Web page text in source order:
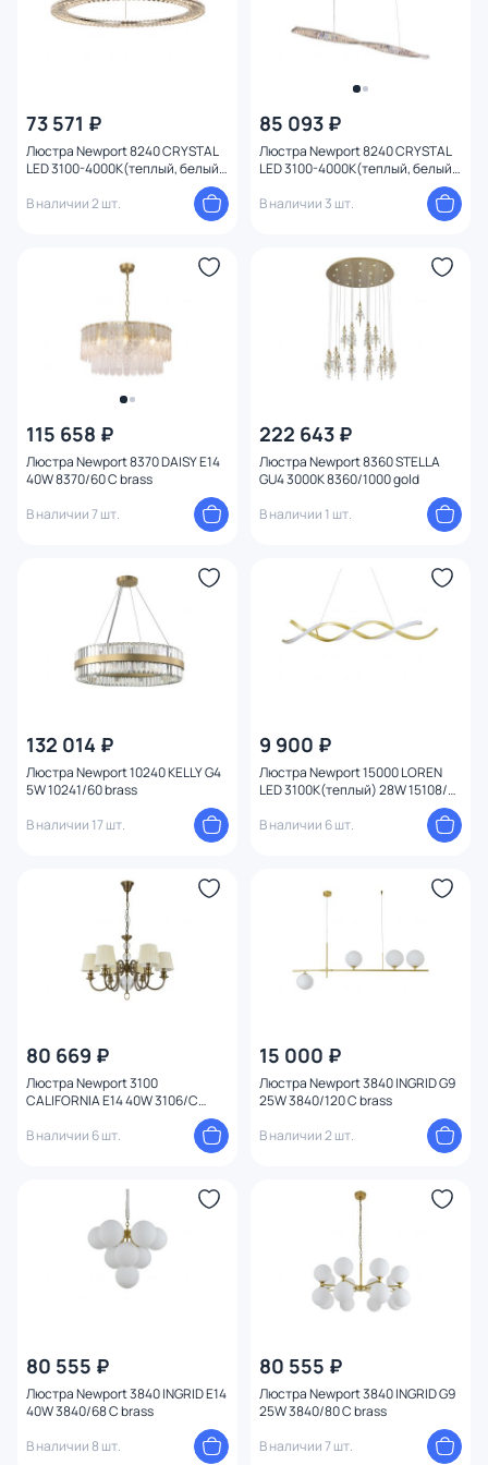
73 571 ₽
Люстра Newport 8240 CRYSTAL
LED 3100-4000K(теплый, белый)
В наличии 2 шт.
85 093 ₽
Люстра Newport 8240 CRYSTAL
LED 3100-4000K(теплый, белый)
В наличии 3 шт.
115 658 ₽
Люстра Newport 8370 DAISY E14
40W 8370/60 C brass
В наличии 7 шт.
222 643 ₽
Люстра Newport 8360 STELLA
GU4 3000K 8360/1000 gold
В наличии 1 шт.
132 014 ₽
Люстра Newport 10240 KELLY G4
5W 10241/60 brass
В наличии 17 шт.
9 900 ₽
Люстра Newport 15000 LOREN
LED 3100K(теплый) 28W 15108/S
В наличии 6 шт.
80 669 ₽
Люстра Newport 3100
CALIFORNIA E14 40W 3106/C
В наличии 6 шт.
15 000 ₽
Люстра Newport 3840 INGRID G9
25W 3840/120 С brass
В наличии 2 шт.
80 555 ₽
Люстра Newport 3840 INGRID E14
40W 3840/68 С brass
В наличии 8 шт.
80 555 ₽
Люстра Newport 3840 INGRID G9
25W 3840/80 С brass
В наличии 7 шт.
Конструкция